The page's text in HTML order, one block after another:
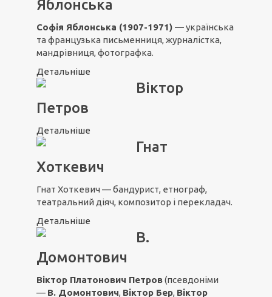
Яблонська
Софія Яблонська (1907-1971) ― українська
та французька письменниця, журналістка,
мандрівниця, фотографка.
Детальніше
Віктор
Петров
Детальніше
Гнат
Хоткевич
Гнат Хоткевич — бандурист, етнограф,
театральний діяч, композитор і перекладач.
Детальніше
В.
Домонтович
Віктор Платонович Петров(псевдоніми
— В. Домонтович, Віктор Бер, Віктор